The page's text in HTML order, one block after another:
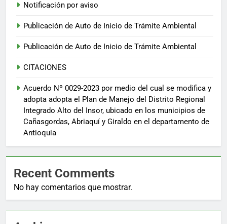
Notificación por aviso
Publicación de Auto de Inicio de Trámite Ambiental
Publicación de Auto de Inicio de Trámite Ambiental
CITACIONES
Acuerdo Nº 0029-2023 por medio del cual se modifica y
adopta adopta el Plan de Manejo del Distrito Regional
Integrado Alto del Insor, ubicado en los municipios de
Cañasgordas, Abriaquí y Giraldo en el departamento de
Antioquia
Recent Comments
No hay comentarios que mostrar.